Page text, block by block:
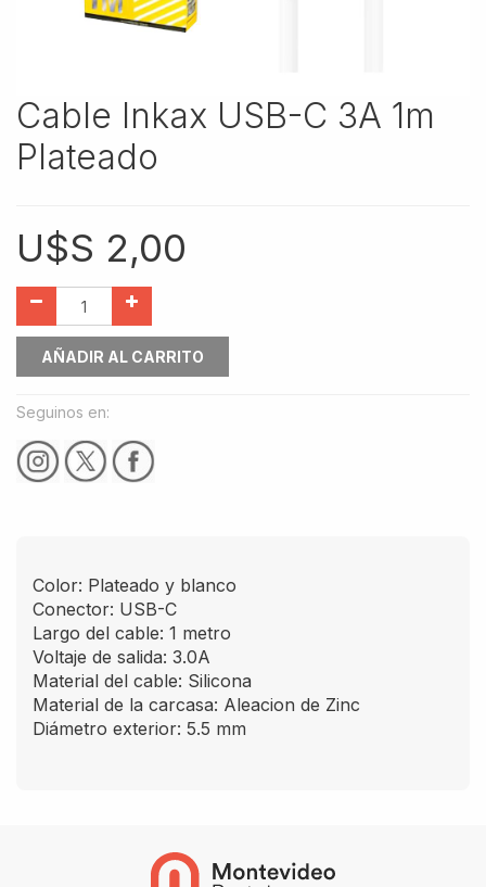
Cable Inkax USB-C 3A 1m
Plateado
U$S 2,00
AÑADIR AL CARRITO
Seguinos en:
Color: Plateado y blanco
Conector: USB-C
Largo del cable: 1 metro
Voltaje de salida: 3.0A
Material del cable: Silicona
Material de la carcasa: Aleacion de Zinc
Diámetro exterior: 5.5 mm